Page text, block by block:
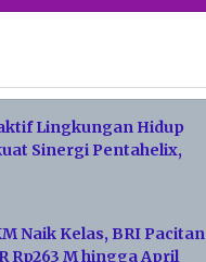
Lingkungan Hidup
Sinergi Pentahelix,
Naik Kelas, BRI Pacitan
Rp263 M hingga April